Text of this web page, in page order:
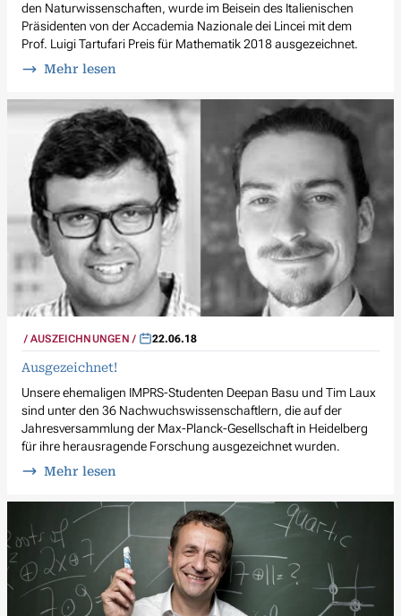
den Naturwissenschaften, wurde im Beisein des Italienischen
Präsidenten von der Accademia Nazionale dei Lincei mit dem
Prof. Luigi Tartufari Preis für Mathematik 2018 ausgezeichnet.
Mehr lesen
AUSZEICHNUNGEN 22.06.18
Ausgezeichnet!
Unsere ehemaligen IMPRS-Studenten Deepan Basu und Tim Laux
sind unter den 36 Nachwuchswissenschaftlern, die auf der
Jahresversammlung der Max-Planck-Gesellschaft in Heidelberg
für ihre herausragende Forschung ausgezeichnet wurden.
Mehr lesen